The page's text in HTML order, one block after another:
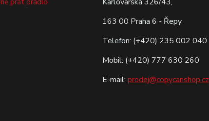
163 00 Praha 6 - Řepy
Telefon: (+420) 235 002 040
Mobil: (+420) 777 630 260
E-mail: prodej@copycanshop.cz